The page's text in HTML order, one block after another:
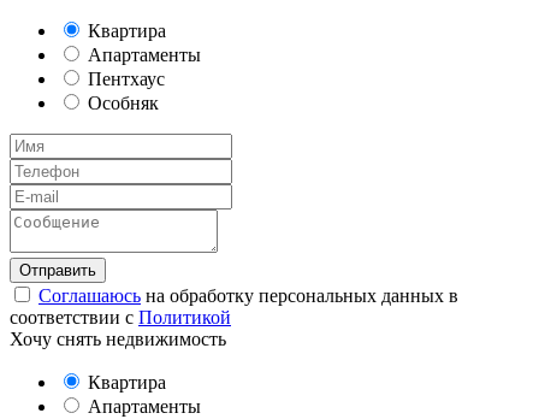
Квартира
Апартаменты
Пентхаус
Особняк
Соглашаюсь на обработку персональных данных в
соответствии с Политикой
Хочу снять недвижимость
Квартира
Апартаменты